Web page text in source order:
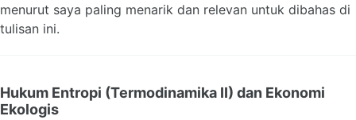
menurut saya paling menarik dan relevan untuk dibahas di
tulisan ini.
Hukum Entropi (Termodinamika II) dan Ekonomi
Ekologis